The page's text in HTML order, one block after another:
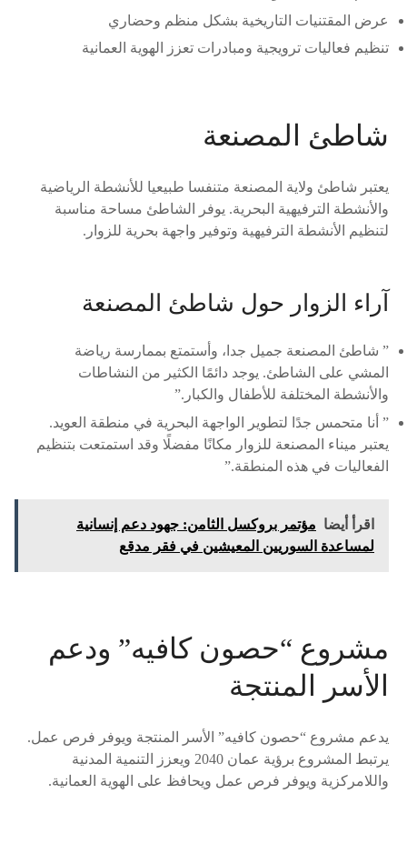
عرض المقتنيات التاريخية بشكل منظم وحضاري
تنظيم فعاليات ترويجية ومبادرات تعزز الهوية العمانية
شاطئ المصنعة
يعتبر شاطئ ولاية المصنعة متنفسا طبيعيا للأنشطة الرياضية
والأنشطة الترفيهية البحرية. يوفر الشاطئ مساحة مناسبة
لتنظيم الأنشطة الترفيهية وتوفير واجهة بحرية للزوار.
آراء الزوار حول شاطئ المصنعة
” شاطئ المصنعة جميل جدا، وأستمتع بممارسة رياضة
المشي على الشاطئ. يوجد دائمًا الكثير من النشاطات
والأنشطة المختلفة للأطفال والكبار.”
” أنا متحمس جدًا لتطوير الواجهة البحرية في منطقة العويد.
يعتبر ميناء المصنعة للزوار مكانًا مفضلًا وقد استمتعت بتنظيم
الفعاليات في هذه المنطقة.”
اقرأ أيضا مؤتمر بروكسل الثامن: جهود دعم إنسانية
لمساعدة السوريين المعيشين في فقر مدقع
مشروع “حصون كافيه” ودعم
الأسر المنتجة
يدعم مشروع “حصون كافيه” الأسر المنتجة ويوفر فرص عمل.
يرتبط المشروع برؤية عمان 2040 ويعزز التنمية المدنية
واللامركزية ويوفر فرص عمل ويحافظ على الهوية العمانية.